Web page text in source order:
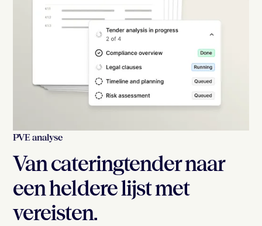
PVE analyse
Van cateringtender naar
een heldere lijst met
vereisten.